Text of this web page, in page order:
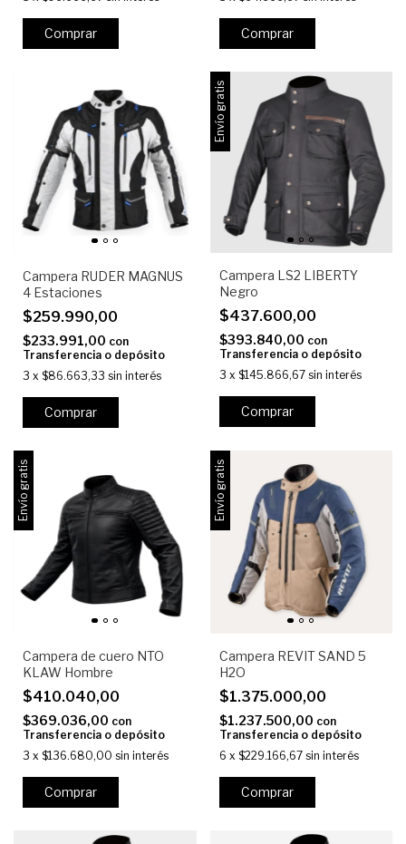
Comprar Comprar
Campera RUDER MAGNUS
4 Estaciones
$259.990,00
$233.991,00 con
Transferencia o depósito
3 x $86.663,33 sin interés
Comprar
Envío gratis
Campera LS2 LIBERTY
Negro
$437.600,00
$393.840,00 con
Transferencia o depósito
3 x $145.866,67 sin interés
Comprar
Envío gratis
Campera de cuero NTO
KLAW Hombre
$410.040,00
$369.036,00 con
Transferencia o depósito
3 x $136.680,00 sin interés
Comprar
Envío gratis
Campera REVIT SAND 5
H2O
$1.375.000,00
$1.237.500,00 con
Transferencia o depósito
6 x $229.166,67 sin interés
Comprar